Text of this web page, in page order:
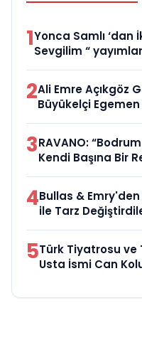
1Yonca Samlı ‘dan
Sevgilim “
2Ali Emre Açıkgöz
Büyükelçi
3RAVANO:
Kendi Başına Bir
4Bullas &
ile Tarz
5Türk Tiyatrosu ve
Usta İsmi Can